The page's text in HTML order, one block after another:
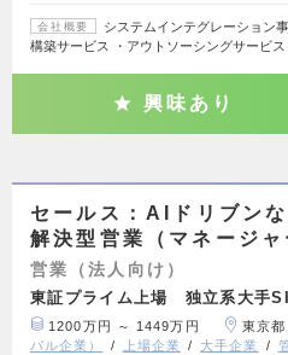
会社概要
システムインテグレーション
構築サービス ・アウトソーシングサービ
興味あり
セールス：AIドリブン
解決型営業（マネージャ
営業（法人向け）
東証プライム上場 独立系大手
1200万円 ～ 1449万円 東京都
バル企業）
上場企業 大手企業